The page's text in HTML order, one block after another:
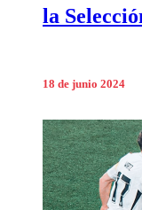
la
18 de junio 2024